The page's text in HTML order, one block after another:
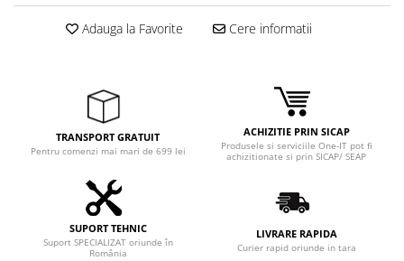
Adauga la Favorite Cere informatii
TRANSPORT GRATUIT
Pentru comenzi mai mari de 699 lei
ACHIZITIE PRIN SICAP
Produsele si serviciile One-IT pot fi
achizitionate si prin SICAP/ SEAP
SUPORT TEHNIC
Suport SPECIALIZAT oriunde în
România
LIVRARE RAPIDA
Curier rapid oriunde in tara